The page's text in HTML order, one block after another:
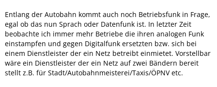
Entlang der Autobahn kommt auch noch Betriebsfunk in Frage,
egal ob das nun Sprach oder Datenfunk ist. In letzter Zeit
beobachte ich immer mehr Betriebe die ihren analogen Funk
einstampfen und gegen Digitalfunk ersetzten bzw. sich bei
einem Dienstleister der ein Netz betreibt einmietet. Vorstellbar
wäre ein Dienstleister der ein Netz auf zwei Bändern bereit
stellt z.B. für Stadt/Autobahnmeisterei/Taxis/ÖPNV etc.